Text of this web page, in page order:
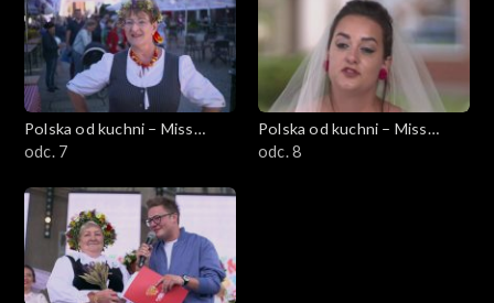
Polska od kuchni – Miss
Wdzięku
odc. 7
Polska od kuchni – Miss
Wdzięku
odc. 8